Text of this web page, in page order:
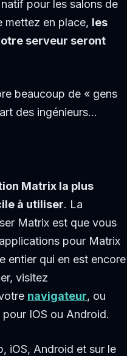
pour les salons de
mettez en place, les
serveur seront
beaucoup de « gens
des ingénieurs…
Matrix la plus
à utiliser. La
Matrix est que vous
pour Matrix
entier qui en est encore
visitez
navigateur, ou
IOS ou Android.
iOS, Android et sur le